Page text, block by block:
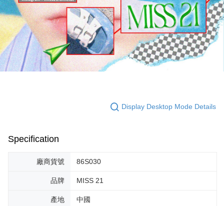
Display Desktop Mode Details
Specification
廠商貨號 86S030
品牌 MISS 21
產地 中國